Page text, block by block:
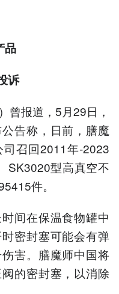
品
诉
曾报道，5月29日，
告称，日前，膳魔
召回2011年-2023
SK3020型高真空不
件。
间在保温食物罐中
密封塞可能会有弹
害。膳魔师中国将
的密封塞，以消除